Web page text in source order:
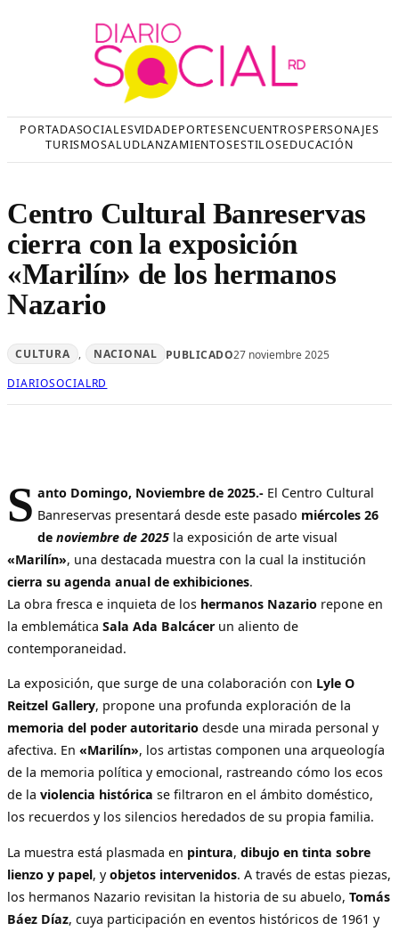
PORTADASOCIALESVIDADEPORTESENCUENTROSPERSONAJES
TURISMOSALUDLANZAMIENTOSESTILOSEDUCACIÓN
Centro Cultural Banreservas
cierra con la exposición
«Marilín» de los hermanos
Nazario
CULTURA , NACIONAL PUBLICADO27 noviembre 2025
DIARIOSOCIALRD
S anto Domingo, Noviembre de 2025.- El Centro Cultural
Banreservas presentará desde este pasado miércoles 26
denoviembre de 2025 la exposición de arte visual
«Marilín», una destacada muestra con la cual la institución
cierra su agenda anual de exhibiciones.
La obra fresca e inquieta de los hermanos Nazario repone en
la emblemática Sala Ada Balcácerun aliento de
contemporaneidad.
La exposición, que surge de una colaboración con Lyle O
Reitzel Gallery, propone una profunda exploración de la
memoria del poder autoritario desde una mirada personal y
afectiva. En «Marilín», los artistas componen una arqueología
de la memoria política y emocional, rastreando cómo los ecos
de la violencia histórica se filtraron en el ámbito doméstico,
los recuerdos y los silencios heredados de su propia familia.
La muestra está plasmada en pintura, dibujo en tinta sobre
lienzo y papel, yobjetos intervenidos. A través de estas piezas,
los hermanos Nazario revisitan la historia de su abuelo, Tomás
Báez Díaz, cuya participación en eventos históricos de 1961 y